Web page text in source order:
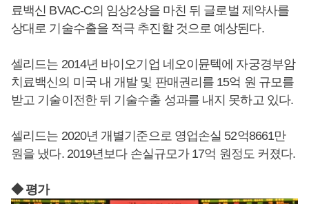
료백신 BVAC-C의 임상2상을 마친 뒤 글로벌 제약사를
상대로 기술수출을 적극 추진할 것으로 예상된다.
셀리드는 2014년 바이오기업 네오이뮨텍에 자궁경부암
치료백신의 미국 내 개발 및 판매권리를 15억 원 규모를
받고 기술이전한 뒤 기술수출 성과를 내지 못하고 있다.
셀리드는 2020년 개별기준으로 영업손실 52억8661만
원을 냈다. 2019년보다 손실규모가 17억 원정도 커졌다.
◆ 평가